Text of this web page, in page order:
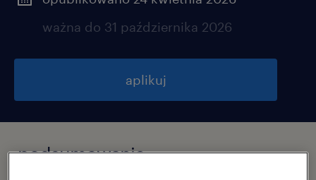
ważna do 31 października 2026
aplikuj
podsumowanie